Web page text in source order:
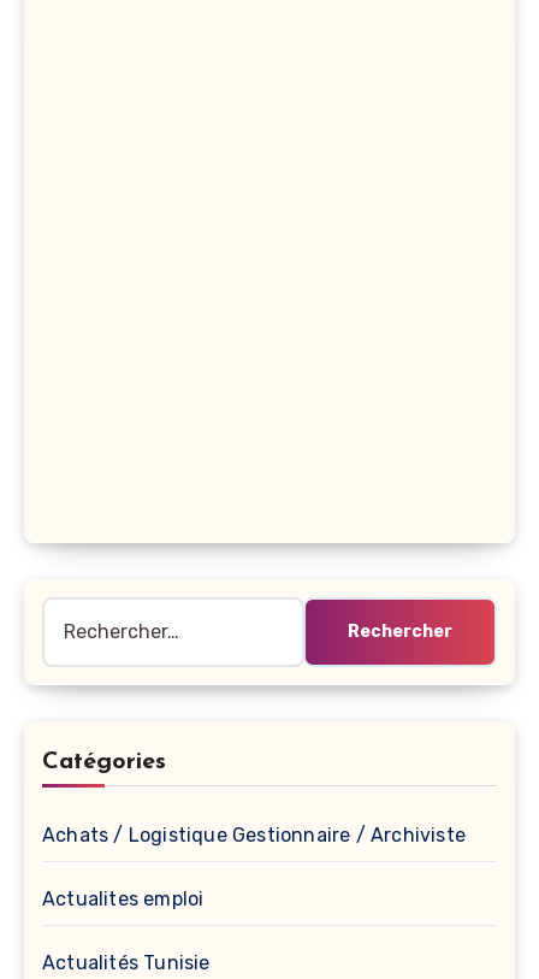
Catégories
Achats / Logistique Gestionnaire / Archiviste
Actualites emploi
Actualités Tunisie